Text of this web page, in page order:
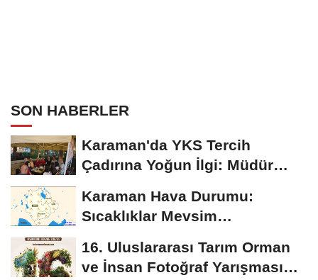
SON HABERLER
Karaman'da YKS Tercih
Çadırına Yoğun İlgi: Müdür
Karaman Hava Durumu:
Sıcaklıklar Mevsim
Seyredecek
16. Uluslararası Tarım Orman
ve İnsan Fotoğraf Yarışması